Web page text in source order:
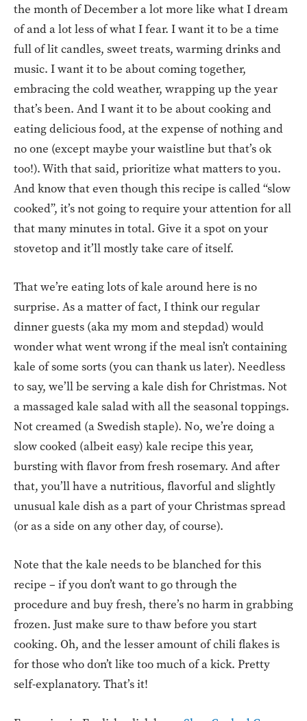
the month of December a lot more like what I dream
of and a lot less of what I fear. I want it to be a time
full of lit candles, sweet treats, warming drinks and
music. I want it to be about coming together,
embracing the cold weather, wrapping up the year
that’s been. And I want it to be about cooking and
eating delicious food, at the expense of nothing and
no one (except maybe your waistline but that’s ok
too!). With that said, prioritize what matters to you.
And know that even though this recipe is called “slow
cooked”, it’s not going to require your attention for all
that many minutes in total. Give it a spot on your
stovetop and it’ll mostly take care of itself.
That we’re eating lots of kale around here is no
surprise. As a matter of fact, I think our regular
dinner guests (aka my mom and stepdad) would
wonder what went wrong if the meal isn’t containing
kale of some sorts (you can thank us later). Needless
to say, we’ll be serving a kale dish for Christmas. Not
a massaged kale salad with all the seasonal toppings.
Not creamed (a Swedish staple). No, we’re doing a
slow cooked (albeit easy) kale recipe this year,
bursting with flavor from fresh rosemary. And after
that, you’ll have a nutritious, flavorful and slightly
unusual kale dish as a part of your Christmas spread
(or as a side on any other day, of course).
Note that the kale needs to be blanched for this
recipe – if you don’t want to go through the
procedure and buy fresh, there’s no harm in grabbing
frozen. Just make sure to thaw before you start
cooking. Oh, and the lesser amount of chili flakes is
for those who don’t like too much of a kick. Pretty
self-explanatory. That’s it!